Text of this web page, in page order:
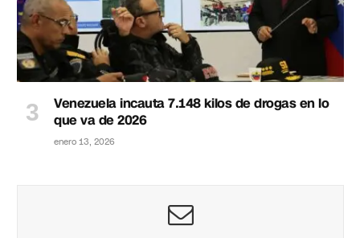
Venezuela incauta 7.148 kilos de drogas en lo
que va de 2026
enero 13, 2026